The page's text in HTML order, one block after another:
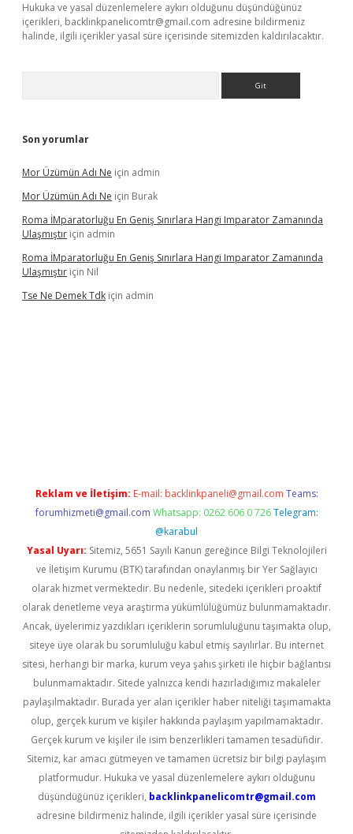
Hukuka ve yasal düzenlemelere aykırı olduğunu düşündüğünüz
içerikleri, backlinkpanelicomtr@gmail.com adresine bildirmeniz
halinde, ilgili içerikler yasal süre içerisinde sitemizden kaldırılacaktır.
Son yorumlar
Mor Üzümün Adı Ne için admin
Mor Üzümün Adı Ne için Burak
Roma İMparatorluğu En Geniş Sınırlara Hangi Imparator Zamanında
Ulaşmıştır için admin
Roma İMparatorluğu En Geniş Sınırlara Hangi Imparator Zamanında
Ulaşmıştır için Nil
Tse Ne Demek Tdk için admin
Reklam ve İletişim: E-mail: backlinkpaneli@gmail.com Teams:
forumhizmeti@gmail.com Whatsapp: 0262 606 0 726 Telegram:
@karabul
Yasal Uyarı: Sitemiz, 5651 Sayılı Kanun gereğince Bilgi Teknolojileri
ve İletişim Kurumu (BTK) tarafından onaylanmış bir Yer Sağlayıcı
olarak hizmet vermektedir. Bu nedenle, sitedeki içerikleri proaktif
olarak denetleme veya araştırma yükümlülüğümüz bulunmamaktadır.
Ancak, üyelerimiz yazdıkları içeriklerin sorumluluğunu taşımakta olup,
siteye üye olarak bu sorumluluğu kabul etmiş sayılırlar. Bu internet
sitesi, herhangi bir marka, kurum veya şahıs şirketi ile hiçbir bağlantısı
bulunmamaktadır. Sitede yalnızca kendi hazırladığımız makaleler
paylaşılmaktadır. Burada yer alan içerikler haber niteliği taşımamakta
olup, gerçek kurum ve kişiler hakkında paylaşım yapılmamaktadır.
Gerçek kurum ve kişiler ile isim benzerlikleri tamamen tesadüfidir.
Sitemiz, kar amacı gütmeyen ve tamamen ücretsiz bir bilgi paylaşım
platformudur. Hukuka ve yasal düzenlemelere aykırı olduğunu
düşündüğünüz içerikleri, backlinkpanelicomtr@gmail.com
adresine bildirmeniz halinde, ilgili içerikler yasal süre içerisinde